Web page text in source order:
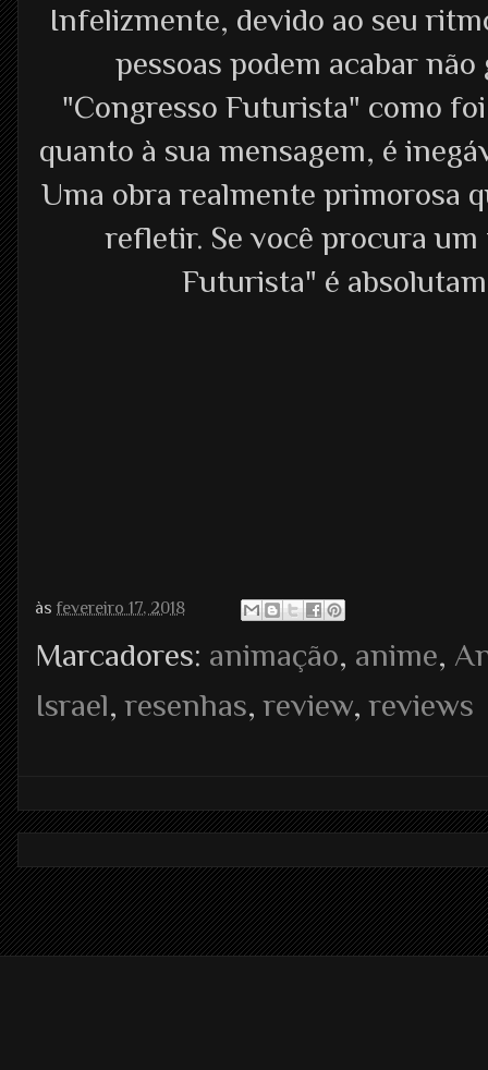
Infelizmente, devido ao seu
pessoas podem acabar
"Congresso Futurista" como
quanto à sua mensagem, é
Uma obra realmente primorosa
refletir. Se você procura
Futurista" é
às fevereiro 17, 2018
Marcadores: animação, anime,
Israel,resenhas,review,reviews